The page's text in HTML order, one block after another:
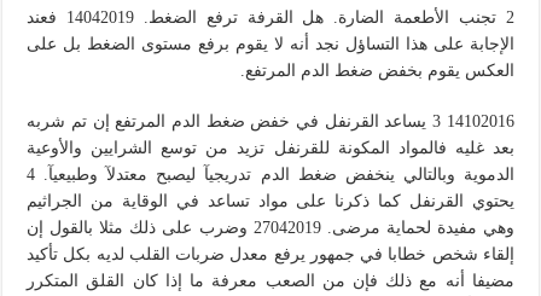
2 تجنب الأطعمة الضارة. هل القرفة ترفع الضغط. 14042019 فعند
الإجابة على هذا التساؤل نجد أنه لا يقوم برفع مستوى الضغط بل على
العكس يقوم بخفض ضغط الدم المرتفع.
14102016 3 يساعد القرنفل في خفض ضغط الدم المرتفع إن تم شربه
بعد غليه فالمواد المكونة للقرنفل تزيد من توسع الشرايين والأوعية
الدموية وبالتالي ينخفض ضغط الدم تدريجيآ ليصبح معتدلآ وطبيعيآ. 4
يحتوي القرنفل كما ذكرنا على مواد تساعد في الوقاية من الجراثيم
وهي مفيدة لحماية مرضى. 27042019 وضرب على ذلك مثلا بالقول إن
إلقاء شخص خطابا في جمهور يرفع معدل ضربات القلب لديه بكل تأكيد
مضيفا أنه مع ذلك فإن من الصعب معرفة ما إذا كان القلق المتكرر